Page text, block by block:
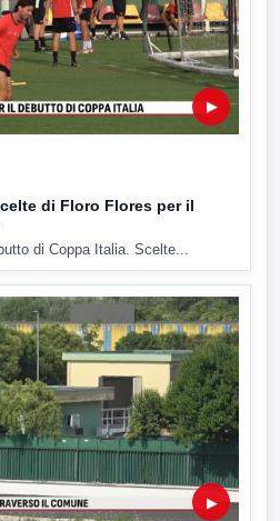
▶
di Floro Flores per il
di Coppa Italia. Scelte...
▶